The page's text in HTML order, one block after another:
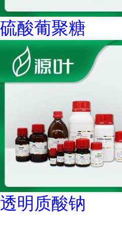
硫酸葡聚糖
透明质酸钠